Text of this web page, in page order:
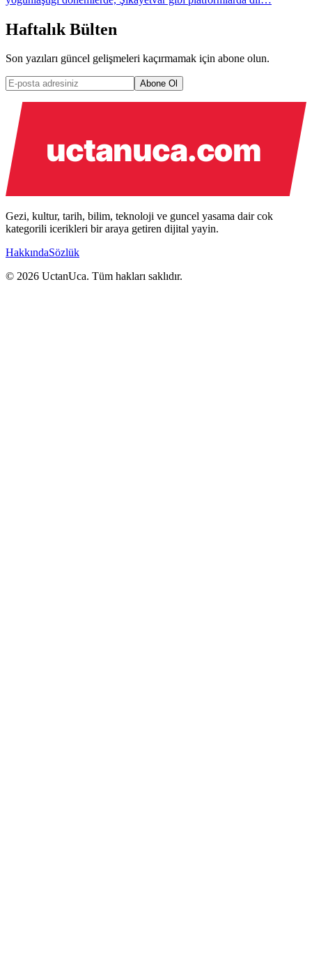
Haftalık Bülten
Son yazıları güncel gelişmeleri kaçırmamak için abone olun.
Abone Ol
Gezi, kultur, tarih, bilim, teknoloji ve guncel yasama dair cok
kategorili icerikleri bir araya getiren dijital yayin.
HakkındaSözlük
© 2026 UctanUca. Tüm hakları saklıdır.